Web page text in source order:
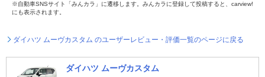
※自動車SNSサイト「みんカラ」に遷移します。みんカラに登録して投稿すると、carview!
にも表示されます。
ダイハツ ムーヴカスタム のユーザーレビュー・評価一覧のページに戻る
ダイハツ ムーヴカスタム